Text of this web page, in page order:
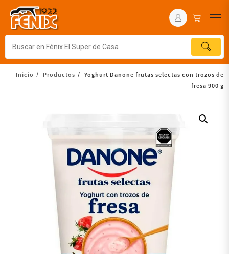
Inicio Productos
Yoghurt Danone frutas selectas con trozos de
fresa 900 g